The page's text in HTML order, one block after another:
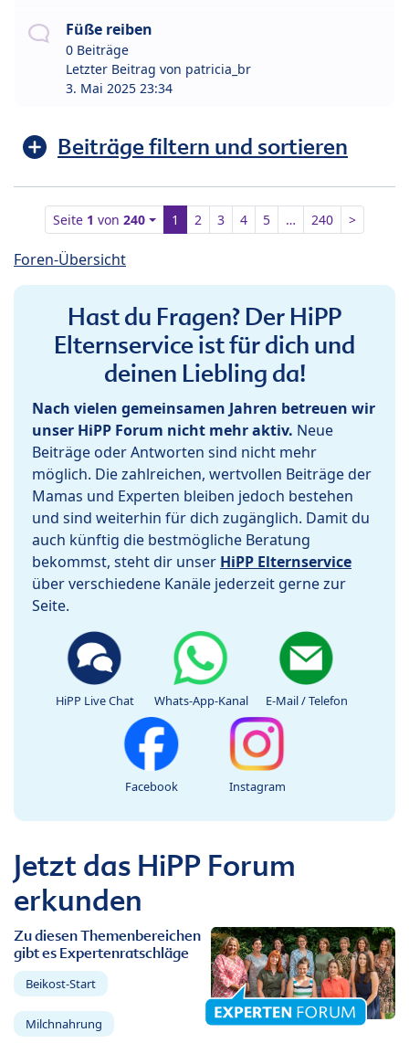
Füße reiben
0 Beiträge
Letzter Beitrag von patricia_br
3. Mai 2025 23:34
Beiträge filtern und sortieren
Seite 1 von240 1 2 3 4 5 … 240 >
Foren-Übersicht
Hast du Fragen? Der HiPP
Elternservice ist für dich und
deinen Liebling da!
Nach vielen gemeinsamen Jahren betreuen wir
unser HiPP Forum nicht mehr aktiv. Neue
Beiträge oder Antworten sind nicht mehr
möglich. Die zahlreichen, wertvollen Beiträge der
Mamas und Experten bleiben jedoch bestehen
und sind weiterhin für dich zugänglich. Damit du
auch künftig die bestmögliche Beratung
bekommst, steht dir unser HiPP Elternservice
über verschiedene Kanäle jederzeit gerne zur
Seite.
HiPP Live Chat Whats-App-Kanal E-Mail / Telefon
Facebook Instagram
Jetzt das HiPP Forum
erkunden
Zu diesen Themenbereichen
gibt es Expertenratschläge
Beikost-Start
Milchnahrung